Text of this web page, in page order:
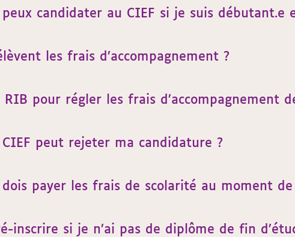
peux candidater au CIEF si je suis débutant.e
les frais d’accompagnement ?
pour régler les frais d’accompagnement
CIEF peut rejeter ma candidature ?
dois payer les frais de scolarité au moment
inscrire si je n’ai pas de diplôme de fin